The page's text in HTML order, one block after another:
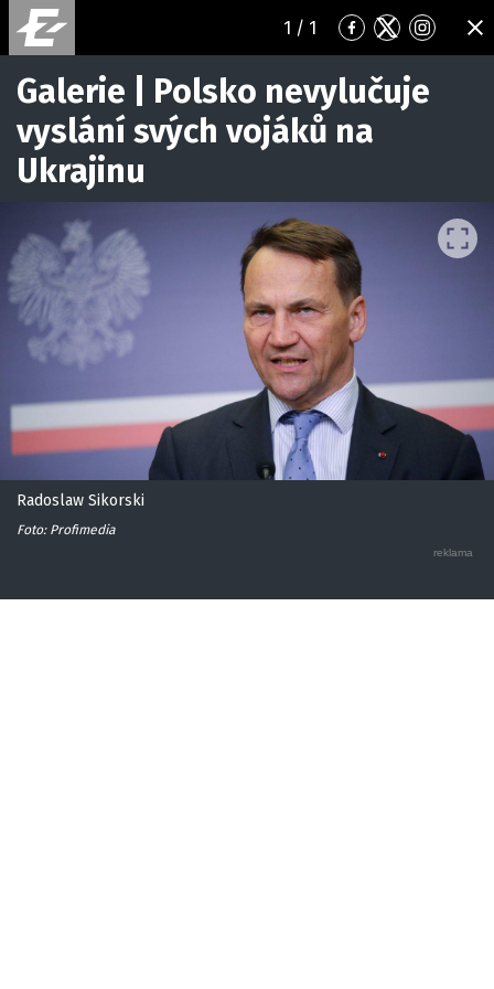
1 / 1
Přejít
na
Facebook
Přejít
na
Twitter
Přejít
na
Galerie | Polsko nevylučuje
vyslání svých vojáků na
Ukrajinu
Radoslaw Sikorski
Foto: Profimedia